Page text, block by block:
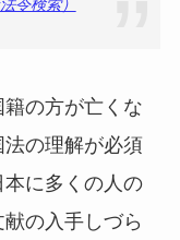
令検索）
の方が亡くな
の理解が必須
に多くの人の
の入手しづら